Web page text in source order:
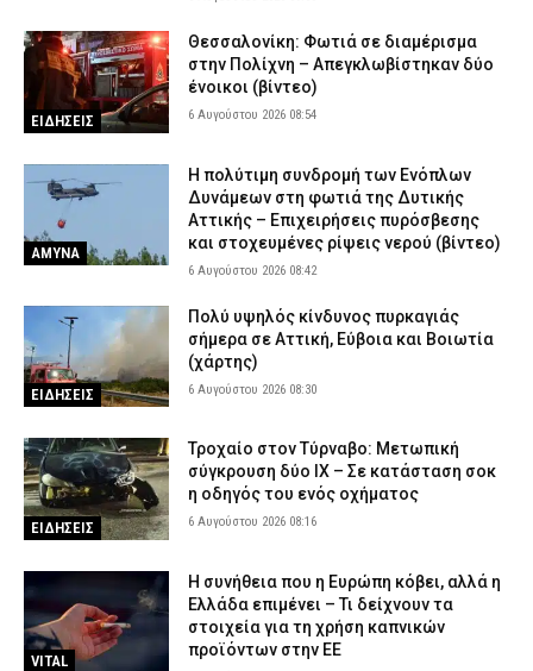
των τριών της σπείρας των μετασχηματιστών
ΔΙΚΑΙΟΣΥΝΗ 5 Αυγούστου 2026 19:55
ΕΙΔΗΣΕΙΣ
Θεσσαλονίκη: Φωτιά σε διαμέρισμα
στην Πολίχνη – Απεγκλωβίστηκαν δύο
ένοικοι (βίντεο)
6 Αυγούστου 2026 08:54
ΑΜΥΝΑ
H πολύτιμη συνδρομή των Ενόπλων
Δυνάμεων στη φωτιά της Δυτικής
Αττικής – Επιχειρήσεις πυρόσβεσης
και στοχευμένες ρίψεις νερού (βίντεο)
6 Αυγούστου 2026 08:42
ΕΙΔΗΣΕΙΣ
Πολύ υψηλός κίνδυνος πυρκαγιάς
σήμερα σε Αττική, Εύβοια και Βοιωτία
(χάρτης)
6 Αυγούστου 2026 08:30
ΕΙΔΗΣΕΙΣ
Τροχαίο στον Τύρναβο: Μετωπική
σύγκρουση δύο ΙΧ – Σε κατάσταση σοκ
η οδηγός του ενός οχήματος
6 Αυγούστου 2026 08:16
VITAL
Η συνήθεια που η Ευρώπη κόβει, αλλά η
Ελλάδα επιμένει – Τι δείχνουν τα
στοιχεία για τη χρήση καπνικών
προϊόντων στην ΕΕ